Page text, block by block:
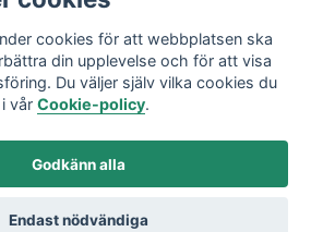
cookies för att webbplatsen ska
din upplevelse och för att visa
Du väljer själv vilka cookies du
vår Cookie-policy.
Godkänn alla
Endast nödvändiga